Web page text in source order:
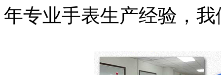
年专业手表生产经验，